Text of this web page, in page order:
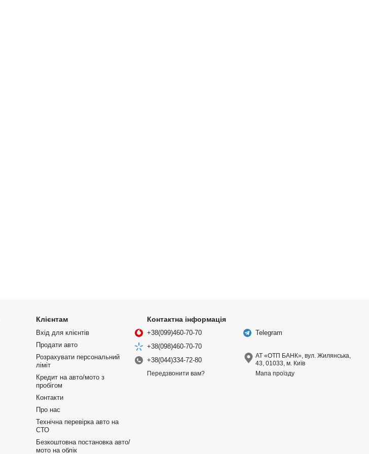
Клієнтам
Вхід для клієнтів
Продати авто
Розрахувати персональний
ліміт
Кредит на авто/мото з
пробігом
Контакти
Про нас
Технічна перевірка авто на
СТО
Безкоштовна постановка авто/
мото на облік
Контактна інформація
+38(099)460-70-70
+38(098)460-70-70
+38(044)334-72-80
Передзвонити вам?
Telegram
АТ «ОТП БАНК», вул. Жилянська,
43, 01033, м. Київ
Мапа проїзду